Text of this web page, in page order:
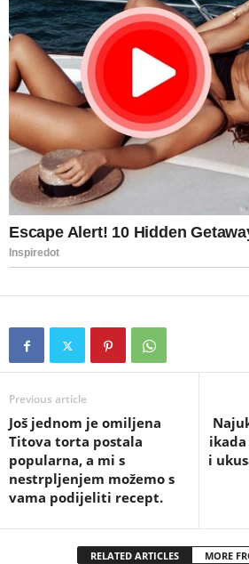
Previous article
Još jednom je omiljena
Titova torta postala
popularna, a mi s
nestrpljenjem možemo s
vama podijeliti recept.
ikada
i
RELATED ARTICLES MORE